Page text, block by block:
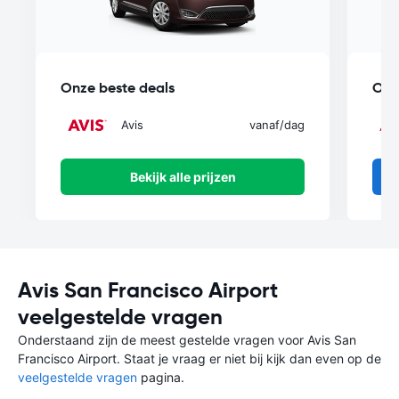
Onze beste deals
Avis vanaf/dag
Bekijk alle prijzen
Avis San Francisco Airport
veelgestelde vragen
Onderstaand zijn de meest gestelde vragen voor Avis San
Francisco Airport. Staat je vraag er niet bij kijk dan even op de
veelgestelde vragen pagina.